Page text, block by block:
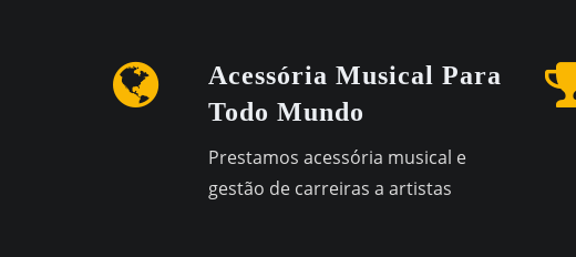
Acessória Musical Para
Todo Mundo
Prestamos acessória musical e
gestão de carreiras a artistas